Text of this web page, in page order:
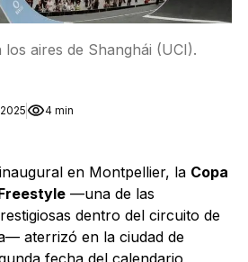
los aires de Shanghái (UCI).
4 min
en Montpellier, la Copa
—una de las
dentro del circuito de
aterrizó en la ciudad de
fecha del calendario,